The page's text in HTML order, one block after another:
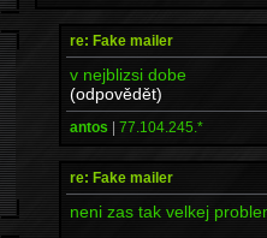
re: Fake mailer
v nejblizsi dobe
(odpovědět)
antos | 77.104.245.*
re: Fake mailer
neni zas tak velkej